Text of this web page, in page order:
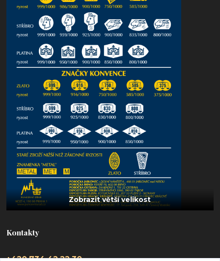
Kontakty